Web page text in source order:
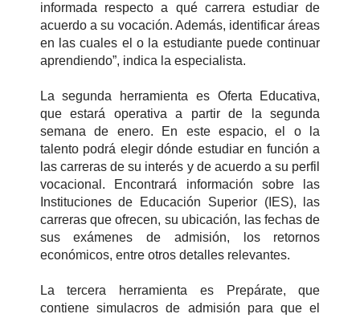
informada respecto a qué carrera estudiar de
acuerdo a su vocación. Además, identificar áreas
en las cuales el o la estudiante puede continuar
aprendiendo”, indica la especialista.
La segunda herramienta es Oferta Educativa,
que estará operativa a partir de la segunda
semana de enero. En este espacio, el o la
talento podrá elegir dónde estudiar en función a
las carreras de su interés y de acuerdo a su perfil
vocacional. Encontrará información sobre las
Instituciones de Educación Superior (IES), las
carreras que ofrecen, su ubicación, las fechas de
sus exámenes de admisión, los retornos
económicos, entre otros detalles relevantes.
La tercera herramienta es Prepárate, que
contiene simulacros de admisión para que el